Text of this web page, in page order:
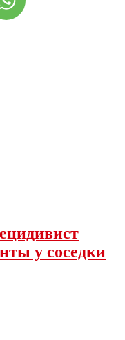
у соседки